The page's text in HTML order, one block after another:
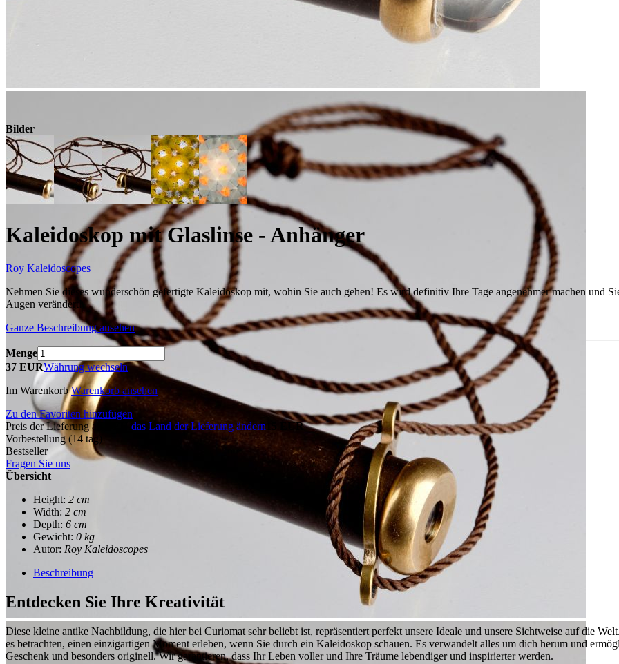
Bilder
Kaleidoskop mit Glaslinse - Anhänger
Roy Kaleidoscopes
Nehmen Sie dieses wunderschön gefertigte Kaleidoskop mit, wohin Sie auch gehen! Es wird definitiv Ihre Tage angenehmer machen und
Augen verändert!
Ganze Beschreibung ansehen
Menge
37 EURWährung wechseln
Im WarenkorbWarenkorb ansehen
Zu den Favoriten hinzufügen
Preis der Lieferung an DEU. das Land der Lieferung ändern 15 EUR
Vorbestellung(14 tag)
Bestseller
Fragen Sie uns
Übersicht
Height: 2 cm
Width: 2 cm
Depth: 6 cm
Gewicht: 0 kg
Autor: Roy Kaleidoscopes
Beschreibung
Entdecken Sie Ihre Kreativität
Diese kleine antike Nachbildung, die hier bei Curiomat sehr beliebt ist, repräsentiert perfekt unsere Ideale und unsere Sichtweise auf die
es betrachten, einen einzigartigen Moment erleben, wenn Sie durch ein Kaleidoskop schauen. Es verwandelt alles um dich herum und
Geschenk und besonders originell. Wir garantieren, dass Ihr Leben voller und Ihre Träume lebendiger und inspirierter werden.